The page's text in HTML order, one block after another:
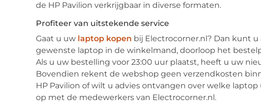
de HP Pavilion verkrijgbaar in diverse formaten.
Profiteer van uitstekende service
Gaat u uw laptop kopen bij Electrocorner.nl? Dan kunt
gewenste laptop in de winkelmand, doorloop het
Als u uw bestelling voor 23:00 uur plaatst, heeft u uw
Bovendien rekent de webshop geen verzendkosten
HP Pavilion of wilt u advies ontvangen over welke
op met de medewerkers van Electrocorner.nl.